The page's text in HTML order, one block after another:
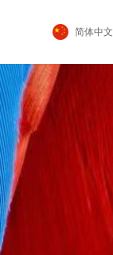
简体中文